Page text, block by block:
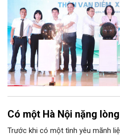
Có một Hà Nội nặng
Trước khi có một tình yêu mãnh